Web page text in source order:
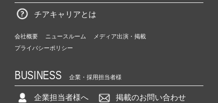
チアキャリアとは
会社概要 ニュースルーム
メディア出演・掲載
プライバシーポリシー
BUSINESS 企業・採用担当者様
企業担当者様へ 掲載のお問い合わせ